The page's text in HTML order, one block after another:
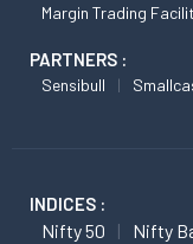
Margin Trading
PARTNERS :
Sensibull
INDICES :
Nifty 50 Nifty